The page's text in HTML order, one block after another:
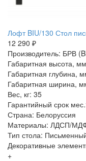
Лофт BIU/130 Стол
12 290 ₽
Производитель: БРВ
Габаритная высота,
Габаритная глубина,
Габаритная ширина,
Вес, кг: 35
Гарантийный срок
Страна: Белоруссия
Материалы: ЛДСП/
Тип стола:
Декоративные
+